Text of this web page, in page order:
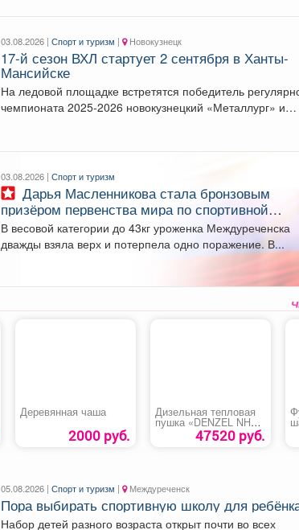
03.08.2026 |Спорт и туризм | Новокузнецк
17-й сезон ВХЛ стартует 2 сентября в Ханты-
Мансийске
На ледовой площадке встретятся победитель
чемпионата 2025-2026 новокузнецкий «Металлург» и
03.08.2026 |Спорт и туризм
Дарья Масленникова стала бронзовым
призёром первенства мира по спортивной
борьбе.
В весовой категории до 43кг уроженка Междуреченска
дважды взяла верх и потерпела одно поражение. В...
Деревянная чаша
2000 руб.
Дизельная тепловая
пушка «DENZEL NHG-
20i» 47520 руб.
05.08.2026 |Спорт и туризм | Междуреченск
Пора выбирать спортивную школу для
Набор детей разного возраста открыт почти во всех